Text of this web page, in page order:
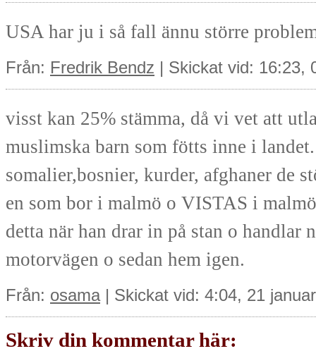
USA har ju i så fall ännu större
Från: Fredrik Bendz | Skickat vid: 16:23,
visst kan 25% stämma, då vi vet att
muslimska barn som fötts inne i
somalier,bosnier, kurder, afghaner de
en som bor i malmö o VISTAS i
detta när han drar in på stan o handlar
motorvägen o sedan hem igen.
Från: osama| Skickat vid: 4:04, 21
Skriv din kommentar här: